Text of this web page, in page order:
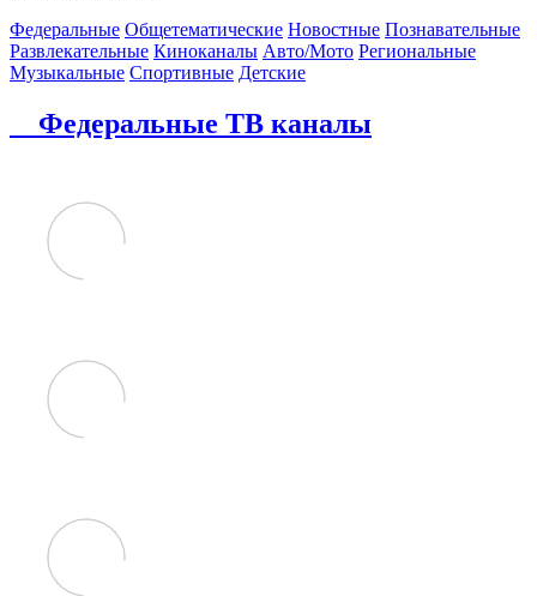
Федеральные Общетематические Новостные Познавательные
Развлекательные Киноканалы Авто/Мото Региональные
Музыкальные Спортивные Детские
Федеральные ТВ каналы